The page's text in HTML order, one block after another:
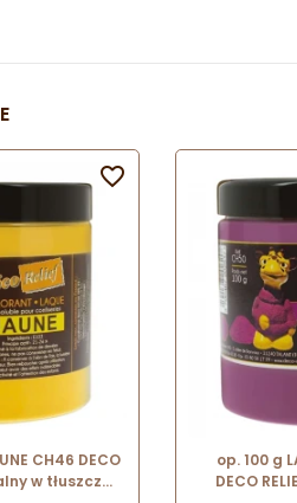
CH46 DECO
w tłuszczu

op. 100 g
DECO